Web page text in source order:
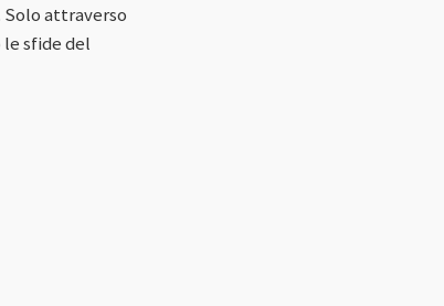
attraverso
le sfide del